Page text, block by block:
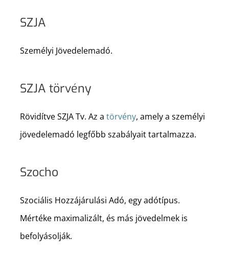
SZJA
Személyi Jövedelemadó.
SZJA törvény
Rövidítve SZJA Tv. Az a törvény, amely a személyi
jövedelemadó legfőbb szabályait tartalmazza.
Szocho
Szociális Hozzájárulási Adó, egy adótípus.
Mértéke maximalizált, és más jövedelmek is
befolyásolják.